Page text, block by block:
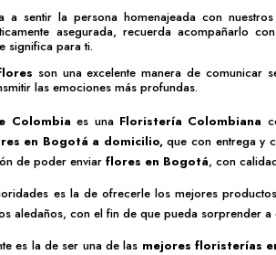
a sentir la persona homenajeada con nuestros
asegurada, recuerda acompañarlo
significa para ti.
son una excelente manera de comunicar
las emociones más profundas.
Colombia es una Floristería Colombiana
en Bogotá a domicilio,que con entrega y
de poder enviar flores en Bogotá, con
es la de ofrecerle los mejores
aledaños, con el fin de que pueda sorprender a
es la de ser una de las mejoresfloristerías